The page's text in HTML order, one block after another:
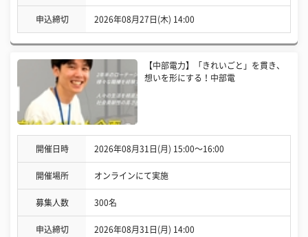
申込締切 2026年08月27日(木) 14:00
【中部電力】「きれいごと」を貫き、
想いを形にする！中部電
開催日時 2026年08月31日(月) 15:00〜16:00
開催場所 オンラインにて実施
募集人数 300名
申込締切 2026年08月31日(月) 14:00